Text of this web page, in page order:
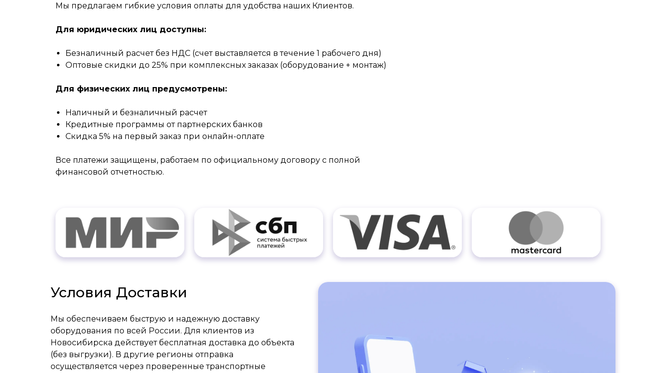
Мы предлагаем гибкие условия оплаты для удобства наших Клиентов.
Для юридических лиц доступны:
Безналичный расчет без НДС (счет выставляется в течение 1 рабочего дня)
Оптовые скидки до 25% при комплексных заказах (оборудование + монтаж)
Для физических лиц предусмотрены:
Наличный и безналичный расчет
Кредитные программы от партнерских банков
Скидка 5% на первый заказ при онлайн-оплате
Все платежи защищены, работаем по официальному договору с полной
финансовой отчетностью.
Условия Доставки
Мы обеспечиваем быструю и надежную доставку
оборудования по всей России. Для клиентов из
Новосибирска действует бесплатная доставка до объекта
(без выгрузки). В другие регионы отправка
осуществляется через проверенные транспортные